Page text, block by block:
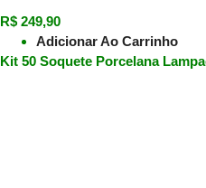
R$ 249,90
Adicionar Ao Carrinho
Kit 50 Soquete Porcelana